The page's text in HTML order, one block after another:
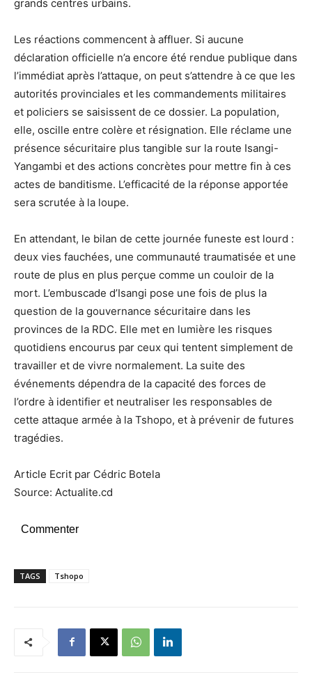
grands centres urbains.
Les réactions commencent à affluer. Si aucune
déclaration officielle n’a encore été rendue publique dans
l’immédiat après l’attaque, on peut s’attendre à ce que les
autorités provinciales et les commandements militaires
et policiers se saisissent de ce dossier. La population,
elle, oscille entre colère et résignation. Elle réclame une
présence sécuritaire plus tangible sur la route Isangi-
Yangambi et des actions concrètes pour mettre fin à ces
actes de banditisme. L’efficacité de la réponse apportée
sera scrutée à la loupe.
En attendant, le bilan de cette journée funeste est lourd :
deux vies fauchées, une communauté traumatisée et une
route de plus en plus perçue comme un couloir de la
mort. L’embuscade d’Isangi pose une fois de plus la
question de la gouvernance sécuritaire dans les
provinces de la RDC. Elle met en lumière les risques
quotidiens encourus par ceux qui tentent simplement de
travailler et de vivre normalement. La suite des
événements dépendra de la capacité des forces de
l’ordre à identifier et neutraliser les responsables de
cette attaque armée à la Tshopo, et à prévenir de futures
tragédies.
Article Ecrit par Cédric Botela
Source: Actualite.cd
Commenter
TAGS Tshopo